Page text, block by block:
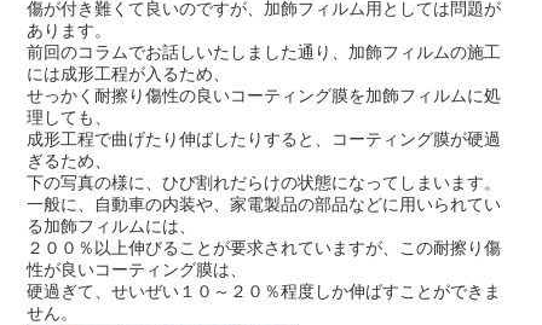
傷が付き難くて良いのですが、加飾フィルム用としては問題が
あります。
前回のコラムでお話しいたしました通り、加飾フィルムの施工
には成形工程が入るため、
せっかく耐擦り傷性の良いコーティング膜を加飾フィルムに処
理しても、
成形工程で曲げたり伸ばしたりすると、コーティング膜が硬過
ぎるため、
下の写真の様に、ひび割れだらけの状態になってしまいます。
一般に、自動車の内装や、家電製品の部品などに用いられてい
る加飾フィルムには、
２００％以上伸びることが要求されていますが、この耐擦り傷
性が良いコーティング膜は、
硬過ぎて、せいぜい１０～２０％程度しか伸ばすことができま
せん。